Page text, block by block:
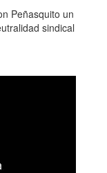
Peñasquito un
sindical